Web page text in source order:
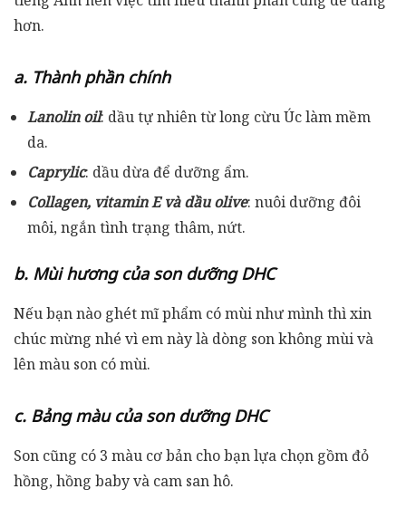
hơn.
a. Thành phần chính
Lanolin oil: dầu tự nhiên từ long cừu Úc làm mềm
da.
Caprylic: dầu dừa để dưỡng ẩm.
Collagen, vitamin E và dầu olive: nuôi dưỡng đôi
môi, ngắn tình trạng thâm, nứt.
b. Mùi hương của son dưỡng DHC
Nếu bạn nào ghét mĩ phẩm có mùi như mình thì xin
chúc mừng nhé vì em này là dòng son không mùi và
lên màu son có mùi.
c. Bảng màu của son dưỡng DHC
Son cũng có 3 màu cơ bản cho bạn lựa chọn gồm đỏ
hồng, hồng baby và cam san hô.